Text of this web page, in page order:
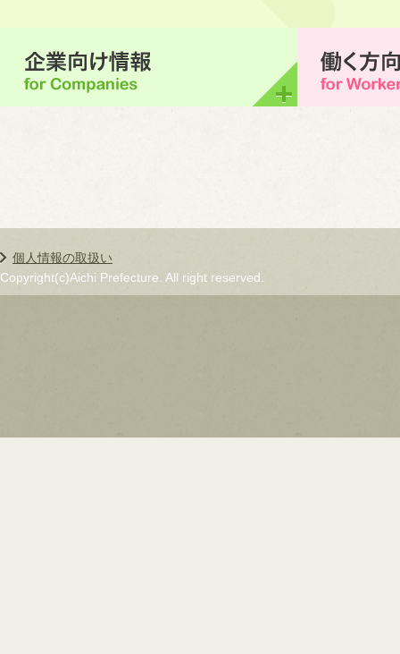
個人情報の取扱い
Copyright(c)Aichi Prefecture. All right reserved.